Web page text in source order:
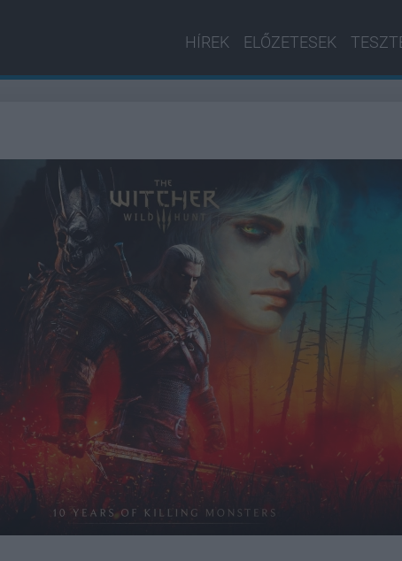
HÍREK ELŐZETESEK